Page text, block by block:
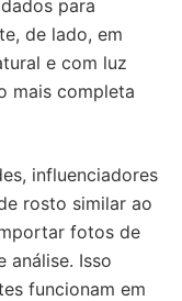
para
de lado, em
e com luz
mais completa
influenciadores
rosto similar ao
fotos de
análise. Isso
funcionam em